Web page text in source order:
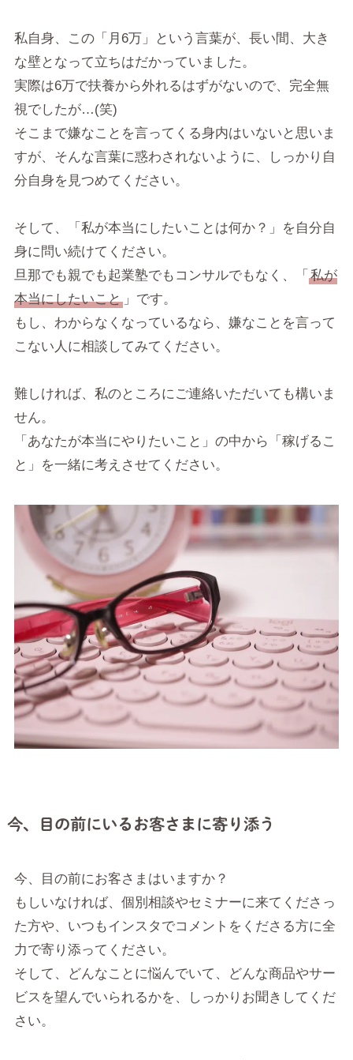
私自身、この「月6万」という言葉が、長い間、大き
な壁となって立ちはだかっていました。
実際は6万で扶養から外れるはずがないので、完全無
視でしたが…(笑)
そこまで嫌なことを言ってくる身内はいないと思いま
すが、そんな言葉に惑わされないように、しっかり自
分自身を見つめてください。
そして、「私が本当にしたいことは何か？」を自分自
身に問い続けてください。
旦那でも親でも起業塾でもコンサルでもなく、「 私が
本当にしたいこと」です。
もし、わからなくなっているなら、嫌なことを言って
こない人に相談してみてください。
難しければ、私のところにご連絡いただいても構いま
せん。
「あなたが本当にやりたいこと」の中から「稼げるこ
と」を一緒に考えさせてください。
今、目の前にいるお客さまに寄り添う
今、目の前にお客さまはいますか？
もしいなければ、個別相談やセミナーに来てくださっ
た方や、いつもインスタでコメントをくださる方に全
力で寄り添ってください。
そして、どんなことに悩んでいて、どんな商品やサー
ビスを望んでいられるかを、しっかりお聞きしてくだ
さい。